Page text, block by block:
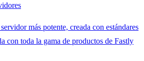
más potente, creada con estándares
con toda la gama de productos de Fastly